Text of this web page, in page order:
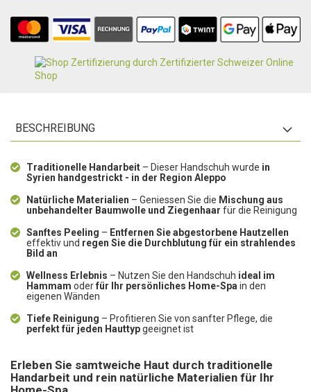
BESCHREIBUNG
Traditionelle Handarbeit – Dieser Handschuh wurde in
Syrien handgestrickt - in der Region Aleppo
Natürliche Materialien – Geniessen Sie die Mischung aus
unbehandelter Baumwolle und Ziegenhaar für die Reinigung
Sanftes Peeling – Entfernen Sie abgestorbene Hautzellen
effektiv und regen Sie die Durchblutung für ein strahlendes
Bild an
Wellness Erlebnis – Nutzen Sie den Handschuh ideal im
Hammam oderfür Ihr persönliches Home-Spa in den
eigenen Wänden
Tiefe Reinigung – Profitieren Sie von sanfter Pflege, die
perfekt für jeden Hauttypgeeignet ist
Erleben Sie samtweiche Haut durch traditionelle
Handarbeit und rein natürliche Materialien für Ihr